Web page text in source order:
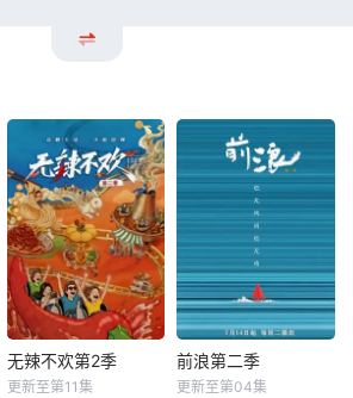
无辣不欢第2季
更新至第11集
前浪第二季
更新至第04集